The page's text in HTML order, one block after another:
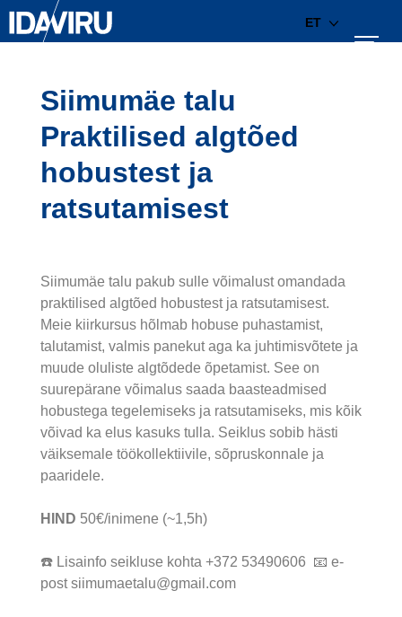
ET
Siimumäe talu
Praktilised algtõed
hobustest ja
ratsutamisest
Siimumäe talu pakub sulle võimalust omandada
praktilised algtõed hobustest ja ratsutamisest.
Meie kiirkursus hõlmab hobuse puhastamist,
talutamist, valmis panekut aga ka juhtimisvõtete ja
muude oluliste algtõdede õpetamist. See on
suurepärane võimalus saada baasteadmised
hobustega tegelemiseks ja ratsutamiseks, mis kõik
võivad ka elus kasuks tulla. Seiklus sobib hästi
väiksemale töökollektiivile, sõpruskonnale ja
paaridele.
HIND 50€/inimene (~1,5h)
☎️ Lisainfo seikluse kohta +372 53490606 📧 e-
postsiimumaetalu@gmail.com